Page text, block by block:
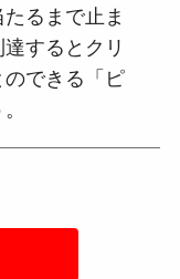
るまで止ま
するとクリ
できる「ピ